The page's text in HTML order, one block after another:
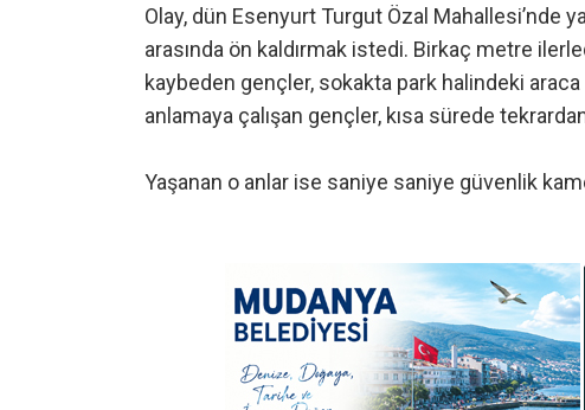
Olay, dün Esenyurt Turgut Özal Mahallesi’nde
arasında ön kaldırmak istedi. Birkaç metre
kaybeden gençler, sokakta park halindeki
anlamaya çalışan gençler, kısa sürede
Yaşanan o anlar ise saniye saniye güvenlik